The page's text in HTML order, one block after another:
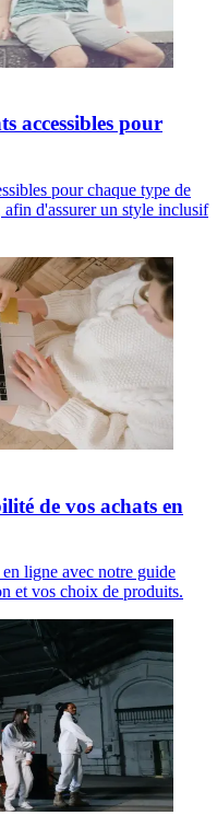
accessibles pour
pour chaque type de
d'assurer un style inclusif
de vos achats en
ligne avec notre guide
et vos choix de produits.